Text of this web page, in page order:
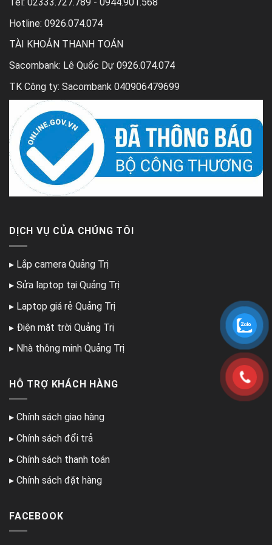
Hotline: 0926.074.074
TÀI KHOẢN THANH TOÁN
Sacombank: Lê Quốc Dự 0926.074.074
TK Công ty: Sacombank 040906479699
DỊCH VỤ CỦA CHÚNG TÔI
▸ Lắp camera Quảng Trị
▸ Sửa laptop tại Quảng Trị
▸ Laptop giá rẻ Quảng Trị
▸ Điện mặt trời Quảng Trị
▸ Nhà thông minh Quảng Trị
HỖ TRỢ KHÁCH HÀNG
▸ Chính sách giao hàng
▸ Chính sách đổi trả
▸ Chính sách thanh toán
▸ Chính sách đặt hàng
FACEBOOK